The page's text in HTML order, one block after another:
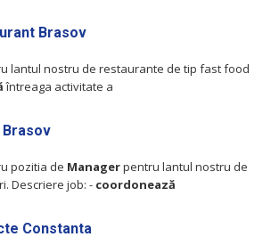
Brasov
lantul nostru de restaurante de tip fast food
întreaga activitate a
Brasov
pozitia de Managerpentru lantul nostru de
Descriere job: - coordonează
Constanta